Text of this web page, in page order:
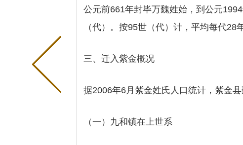
公元前661年封毕万魏姓始，到公元
（代）。按95世（代）计，平均每代28年
三、迁入紫金概况
据2006年6月紫金姓氏人口统计，紫金
（一）九和镇在上世系